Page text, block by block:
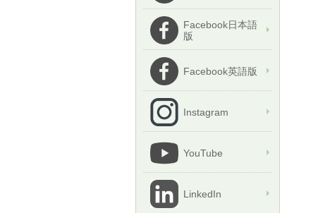
Facebook日本語
版
Facebook英語版
Instagram
YouTube
LinkedIn